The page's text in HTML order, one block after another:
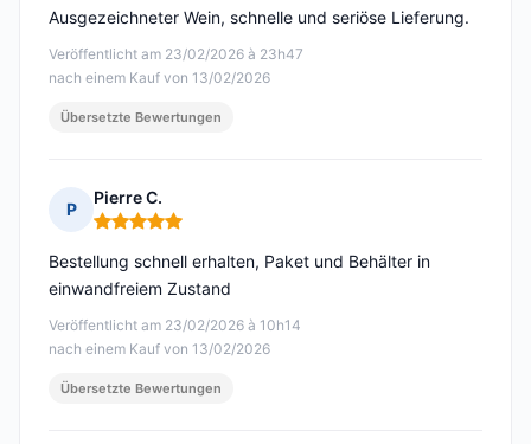
Veröffentlicht am 23/02/2026 à 23h47
nach einem Kauf von 13/02/2026
Ausgezeichneter Wein, schnelle und seriöse Lieferung.
Übersetzte Bewertungen
P
Pierre C.
Hinweis: 5 von 5
Veröffentlicht am 23/02/2026 à 10h14
nach einem Kauf von 13/02/2026
Bestellung schnell erhalten, Paket und Behälter in
einwandfreiem Zustand
Übersetzte Bewertungen